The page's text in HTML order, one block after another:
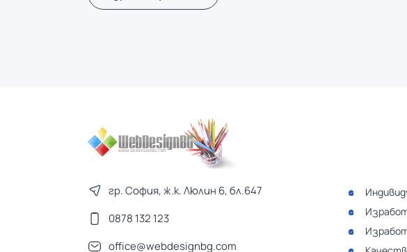
гр. София, ж.к. Люлин 6, бл.647
0878 132 123
office@webdesignbg.com